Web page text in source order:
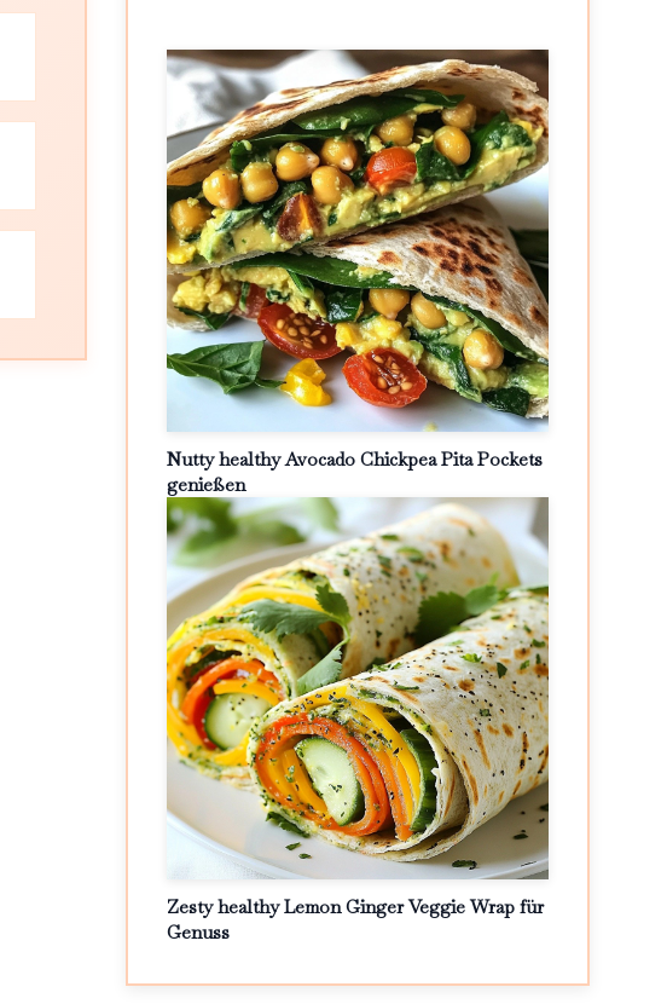
Nutty healthy Avocado Chickpea Pita Pockets
genießen
Zesty healthy Lemon Ginger Veggie Wrap für
Genuss